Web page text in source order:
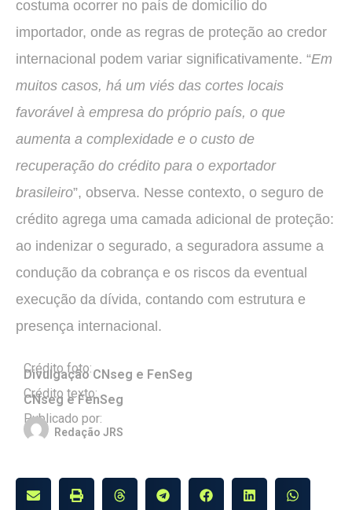
costuma ocorrer no país de domicílio do
importador, onde as regras de proteção ao credor
internacional podem variar significativamente. “Em
muitos casos, há um viés das cortes locais
favorável à empresa do próprio país, o que
aumenta a complexidade e o custo de
recuperação do crédito para o exportador
brasileiro”, observa. Nesse contexto, o seguro de
crédito agrega uma camada adicional de proteção:
ao indenizar o segurado, a seguradora assume a
condução da cobrança e os riscos da eventual
execução da dívida, contando com estrutura e
presença internacional.
Crédito foto:
Divulgação CNseg e FenSeg
Crédito texto:
CNseg e FenSeg
Publicado por:
Redação JRS